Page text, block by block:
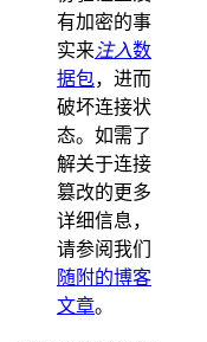
有加密的事
实来注入数
据包，进而
破坏连接状
态。如需了
解关于连接
篡改的更多
详细信息，
请参阅我们
随附的博客
文章。